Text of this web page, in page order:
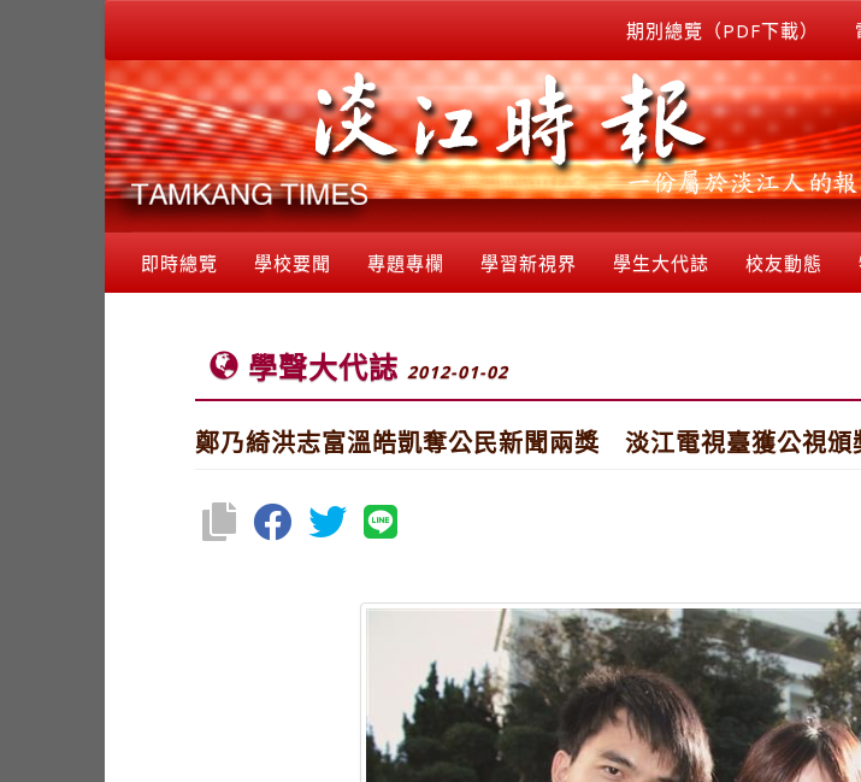
期別總覽（PDF下載）
即時總覽 學校要聞 專題專欄 學習新視界 學生大代誌 校友動態
學聲大代誌 2012-01-02
鄭乃綺洪志富溫皓凱奪公民新聞兩獎 淡江電視臺獲公視頒